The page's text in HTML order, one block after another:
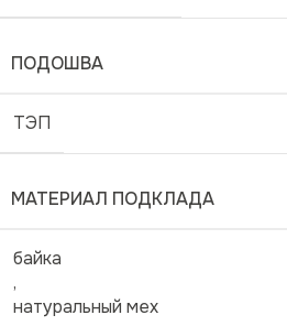
ПОДОШВА
ТЭП
МАТЕРИАЛ ПОДКЛАДА
байка
,
натуральный мех